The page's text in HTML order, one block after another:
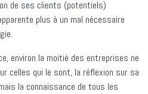
de ses clients (potentiels)
plus à un mal nécessaire
environ la moitié des entreprises ne
celles qui le sont, la réflexion sur sa
la connaissance de tous les